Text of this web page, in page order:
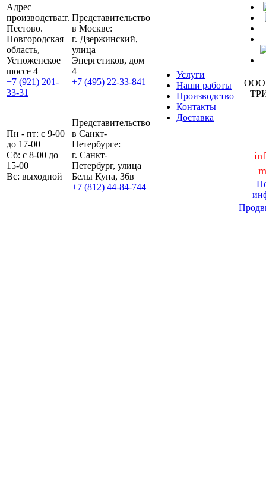
Адрес
производства:г.
Пестово.
Новгородская
область,
Устюженское
шоссе 4
+7 (921) 201-
33-31
Представительство
в Москве:
г. Дзержинский,
улица
Энергетиков, дом
4
+7 (495) 22-33-841
Услуги
Наши работы
Производство
Контакты
Доставка
ООО
Пн - пт: с 9-00
до 17-00
Сб: с 8-00 до
15-00
Вс: выходной
Представительство
в Санкт-
Петербурге:
г. Санкт-
Петербург, улица
Белы Куна, 36в
+7 (812) 44-84-744